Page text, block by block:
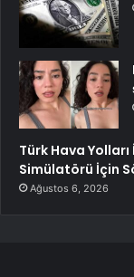
Türk Hava
Simülatörü İçin
Ağustos 6, 2026